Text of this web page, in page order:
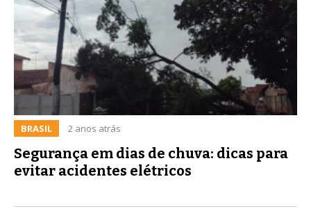
BRASIL 2 anos atrás
Segurança em dias de chuva: dicas para
evitar acidentes elétricos